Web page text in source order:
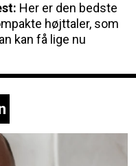
Her er den bedste
højttaler, som
kan få lige nu